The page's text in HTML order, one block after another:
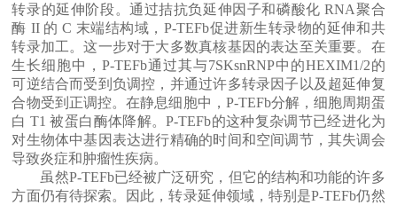
转录的延伸阶段。通过拮抗负延伸因子和磷酸化 RNA聚合
酶 II 的 C 末端结构域，P-TEFb促进新生转录物的延伸和共
转录加工。这一步对于大多数真核基因的表达至关重要。在
生长细胞中，P-TEFb通过其与7SKsnRNP中的HEXIM1/2的
可逆结合而受到负调控，并通过许多转录因子以及超延伸复
合物受到正调控。在静息细胞中，P-TEFb分解，细胞周期蛋
白 T1 被蛋白酶体降解。P-TEFb的这种复杂调节已经进化为
对生物体中基因表达进行精确的时间和空间调节，其失调会
导致炎症和肿瘤性疾病。
虽然P-TEFb已经被广泛研究，但它的结构和功能的许多
方面仍有待探索。因此，转录延伸领域，特别是P-TEFb仍然